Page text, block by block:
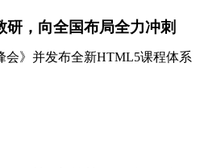
万元“逆战班”助学计划